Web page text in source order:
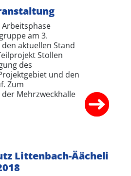
am 3.
aktuellen Stand
Stollen
des
und den
Zum
Mehrzweckhalle
Littenbach-Äächeli